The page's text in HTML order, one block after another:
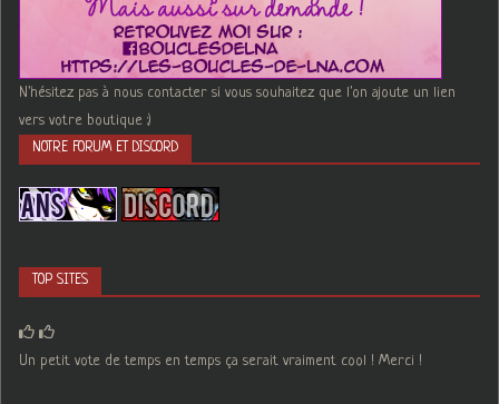
N'hésitez pas à nous contacter si vous souhaitez que l'on ajoute un lien
vers votre boutique :)
NOTRE FORUM ET DISCORD
TOP SITES
Un petit vote de temps en temps ça serait vraiment cool ! Merci !